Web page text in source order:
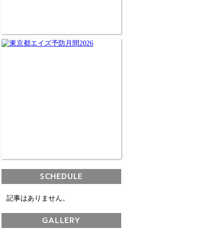
SCHEDULE
記事はありません。
GALLERY